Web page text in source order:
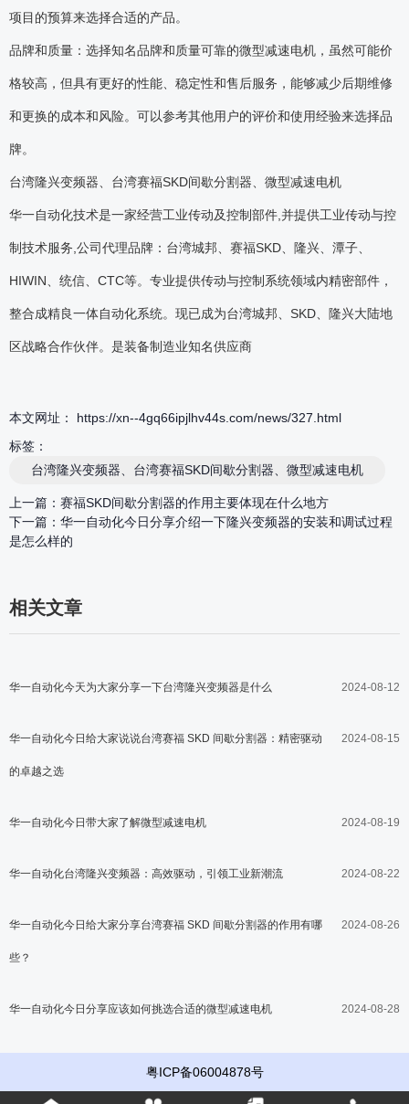
项目的预算来选择合适的产品。
品牌和质量：选择知名品牌和质量可靠的微型减速电机，虽然可能价
格较高，但具有更好的性能、稳定性和售后服务，能够减少后期维修
和更换的成本和风险。可以参考其他用户的评价和使用经验来选择品
牌。
台湾隆兴变频器、台湾赛福SKD间歇分割器、微型减速电机
华一自动化技术是一家经营工业传动及控制部件,并提供工业传动与控
制技术服务,公司代理品牌：台湾城邦、赛福SKD、隆兴、潭子、
HIWIN、统信、CTC等。专业提供传动与控制系统领域内精密部件，
整合成精良一体自动化系统。现已成为台湾城邦、SKD、隆兴大陆地
区战略合作伙伴。是装备制造业知名供应商
本文网址： https://xn--4gq66ipjlhv44s.com/news/327.html
标签：
台湾隆兴变频器、台湾赛福SKD间歇分割器、微型减速电机
上一篇： 赛福SKD间歇分割器的作用主要体现在什么地方
下一篇： 华一自动化今日分享介绍一下隆兴变频器的安装和调试过程
是怎么样的
相关文章
2024-08-12
华一自动化今天为大家分享一下台湾隆兴变频器是什么
2024-08-15
华一自动化今日给大家说说台湾赛福 SKD 间歇分割器：精密驱动
的卓越之选
2024-08-19
华一自动化今日带大家了解微型减速电机
2024-08-22
华一自动化台湾隆兴变频器：高效驱动，引领工业新潮流
2024-08-26
华一自动化今日给大家分享台湾赛福 SKD 间歇分割器的作用有哪
些？
2024-08-28
华一自动化今日分享应该如何挑选合适的微型减速电机
关于我们 粤ICP备06004878号